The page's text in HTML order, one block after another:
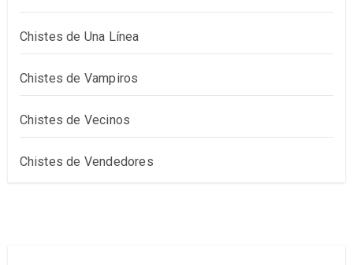
Chistes de Una Línea
Chistes de Vampiros
Chistes de Vecinos
Chistes de Vendedores